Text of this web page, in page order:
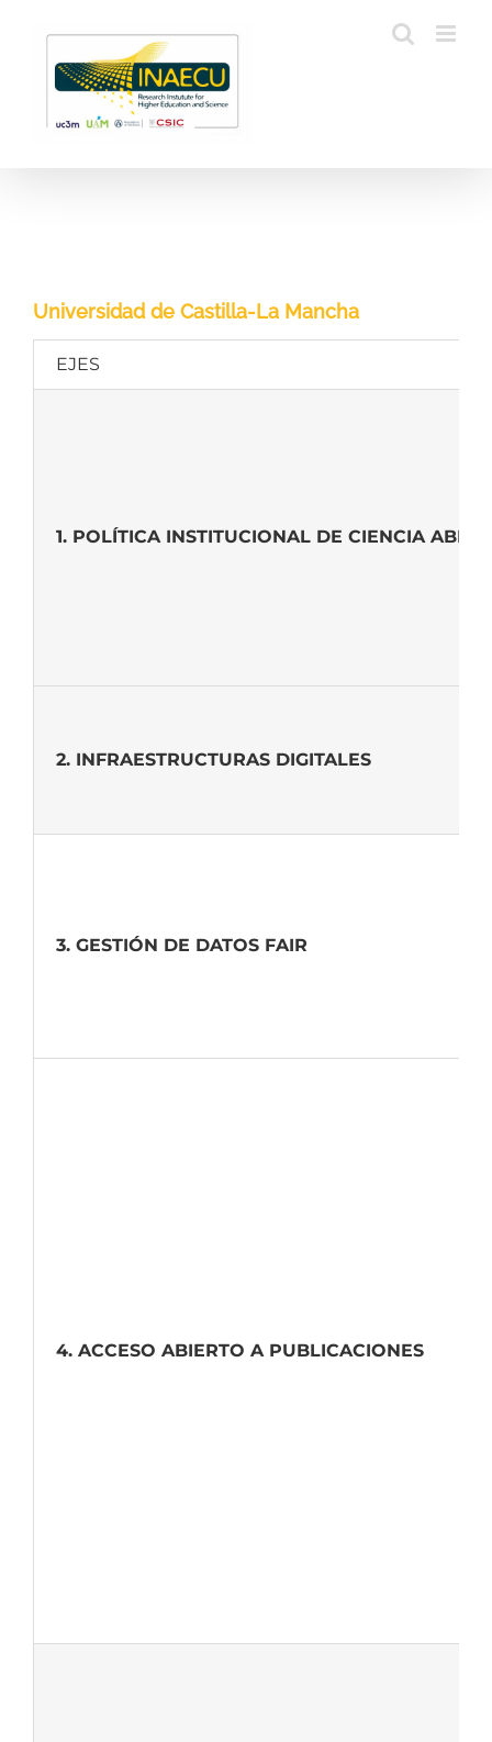
contenido
Universidad de Castilla-La Mancha
EJES
1. POLÍTICA INSTITUCIONAL DE CIENCIA
2. INFRAESTRUCTURAS DIGITALES
3. GESTIÓN DE DATOS FAIR
4. ACCESO ABIERTO A PUBLICACIONES